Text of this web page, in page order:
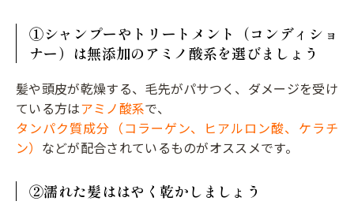
①シャンプーやトリートメント（コンディショ
ナー）は無添加のアミノ酸系を選びましょう
髪や頭皮が乾燥する、毛先がパサつく、ダメージを受け
ている方はアミノ酸系で、
タンパク質成分（コラーゲン、ヒアルロン酸、ケラチ
ン） などが配合されているものがオススメです。
②濡れた髪ははやく乾かしましょう